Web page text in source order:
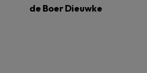
de Boer Dieuwke